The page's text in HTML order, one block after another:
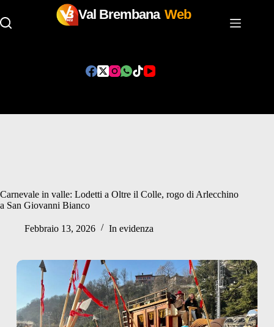
Val Brembana Web
Carnevale in valle: Lodetti a Oltre il Colle, rogo di Arlecchino
a San Giovanni Bianco
Febbraio 13, 2026 In evidenza